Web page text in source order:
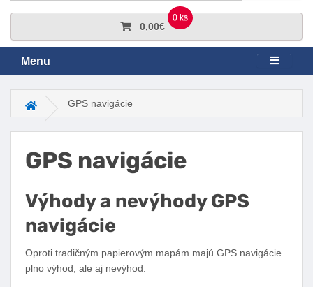
0 ks
0,00€
Menu
Hlavná stránka
GPS navigácie
GPS navigácie
Výhody a nevýhody GPS
navigácie
Oproti tradičným papierovým mapám majú GPS navigácie
plno výhod, ale aj nevýhod.